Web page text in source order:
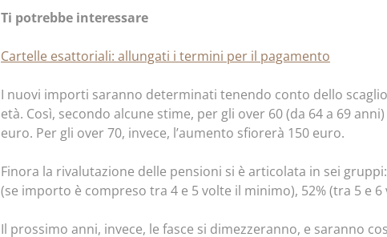
Ti potrebbe interessare
Cartelle esattoriali: allungati i termini per il pagamento
I nuovi importi saranno determinati tenendo conto dello
età. Così, secondo alcune stime, per gli over 60 (da 64 a 69
euro. Per gli over 70, invece, l’aumento sfiorerà 150 euro.
Finora la rivalutazione delle pensioni si è articolata in sei
(se importo è compreso tra 4 e 5 volte il minimo), 52% (tra 5 e 6
Il prossimo anni, invece, le fasce si dimezzeranno, e saranno